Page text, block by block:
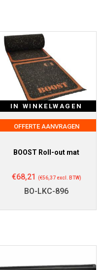
IN WINKELWAGEN
OFFERTE AANVRAGEN
BOOST Roll-out mat
€68,21 (€56,37excl. BTW)
BO-LKC-896